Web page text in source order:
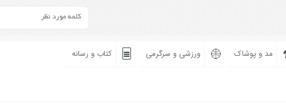
مد و پوشاک ورزشی و سرگرمی کتاب و رسانه